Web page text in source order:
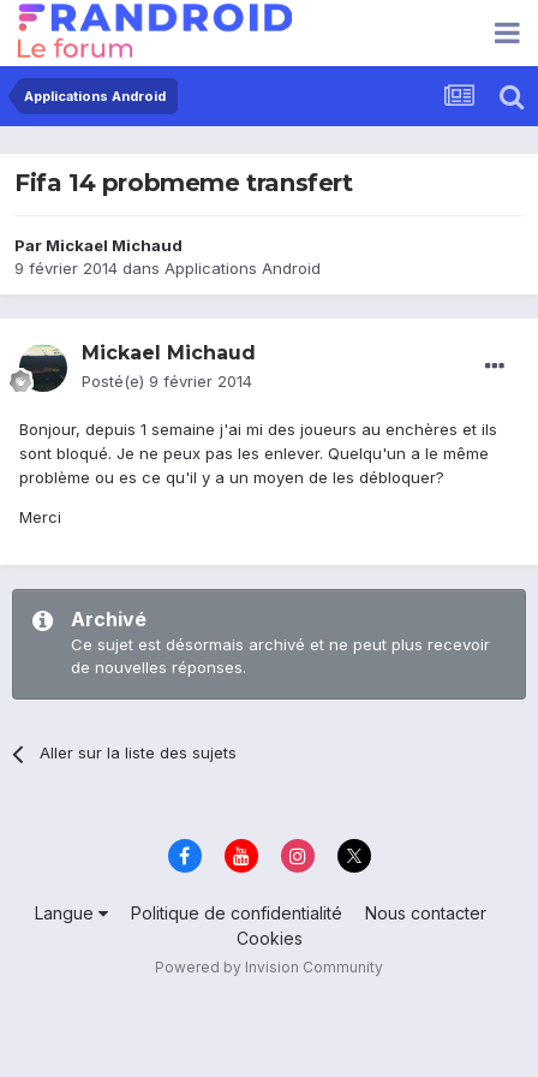
Applications Android
Fifa 14 probmeme transfert
Par Mickael Michaud
9 février 2014 dans Applications Android
Mickael Michaud
Posté(e) 9 février 2014
Bonjour, depuis 1 semaine j'ai mi des joueurs au enchères et ils
sont bloqué. Je ne peux pas les enlever. Quelqu'un a le même
problème ou es ce qu'il y a un moyen de les débloquer?
Merci
Archivé
Ce sujet est désormais archivé et ne peut plus recevoir
de nouvelles réponses.
Aller sur la liste des sujets
Langue Politique de confidentialité
Nous contacter
Cookies
Powered by Invision Community